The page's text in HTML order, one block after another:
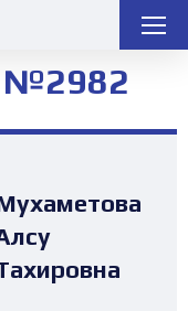
№2982